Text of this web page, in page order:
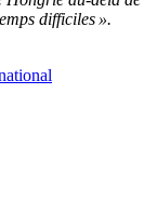
difficiles ».